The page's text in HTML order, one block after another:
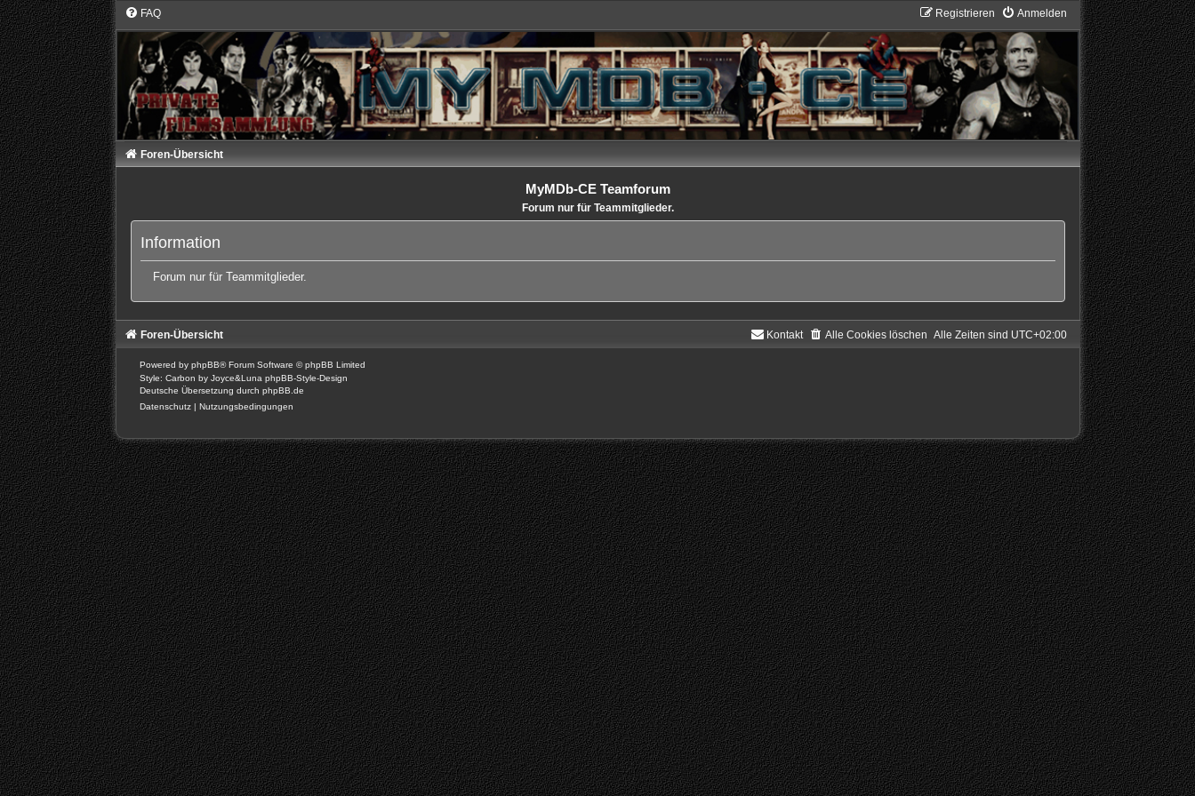
FAQ Anmelden
Registrieren
Foren-Übersicht
MyMDb-CE Teamforum
Forum nur für Teammitglieder.
Information
Forum nur für Teammitglieder.
Foren-Übersicht Alle Zeiten sind UTC+02:00
Alle Cookies löschen
Kontakt
Powered by phpBB® Forum Software © phpBB Limited
Style: Carbon by Joyce&Luna phpBB-Style-Design
Deutsche Übersetzung durch phpBB.de
Datenschutz | Nutzungsbedingungen